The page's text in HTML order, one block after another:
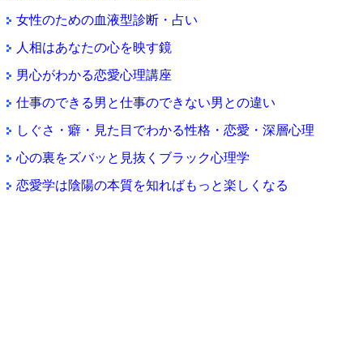
女性のための血液型診断・占い
人相はあなたの心を映す鏡
男心がわかる恋愛心理講座
仕事のできる男と仕事のできない男との違い
しぐさ・癖・見た目でわかる性格・恋愛・深層心理
心の裏をズバッと見抜くブラック心理学
恋愛学は陰陽の本質を知ればもっと楽しくなる